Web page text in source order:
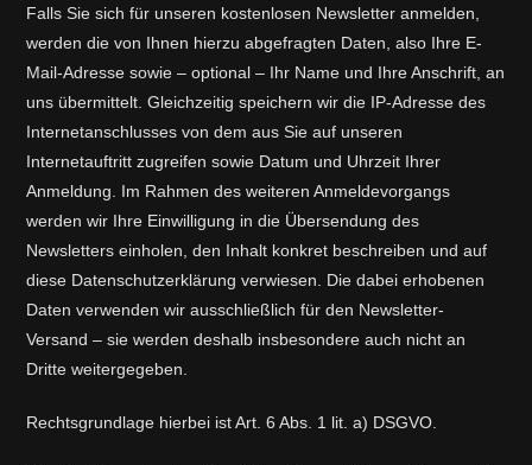
Falls Sie sich für unseren kostenlosen Newsletter anmelden,
werden die von Ihnen hierzu abgefragten Daten, also Ihre E-
Mail-Adresse sowie – optional – Ihr Name und Ihre Anschrift, an
uns übermittelt. Gleichzeitig speichern wir die IP-Adresse des
Internetanschlusses von dem aus Sie auf unseren
Internetauftritt zugreifen sowie Datum und Uhrzeit Ihrer
Anmeldung. Im Rahmen des weiteren Anmeldevorgangs
werden wir Ihre Einwilligung in die Übersendung des
Newsletters einholen, den Inhalt konkret beschreiben und auf
diese Datenschutzerklärung verwiesen. Die dabei erhobenen
Daten verwenden wir ausschließlich für den Newsletter-
Versand – sie werden deshalb insbesondere auch nicht an
Dritte weitergegeben.
Rechtsgrundlage hierbei ist Art. 6 Abs. 1 lit. a) DSGVO.